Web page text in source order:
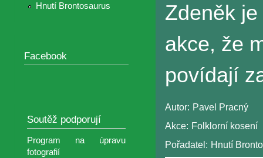
Hnutí Brontosaurus
Facebook
Soutěž podporují
Program na úpravu
fotografií
Zdeněk
akce, že
povídají
Autor: Pavel Pracný
Akce: Folklorní kosení
Pořadatel: Hnutí